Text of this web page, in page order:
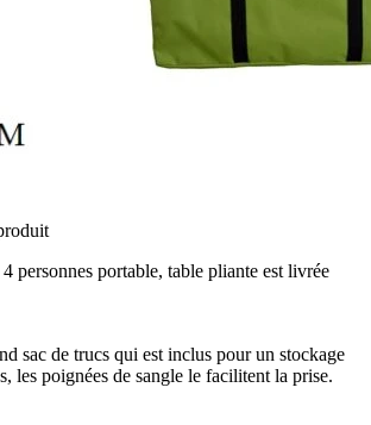
personnes portable, table pliante est livrée
sac de trucs qui est inclus pour un stockage
les poignées de sangle le facilitent la prise.